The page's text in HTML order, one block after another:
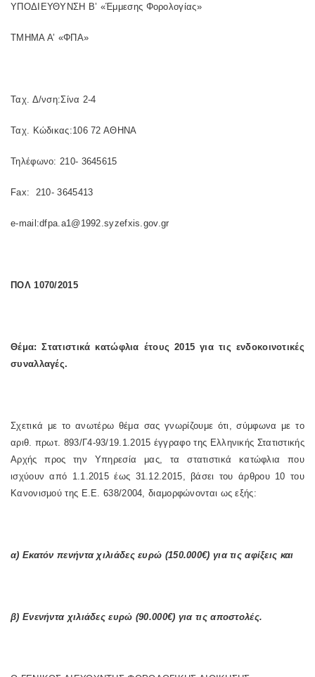
ΥΠΟΔΙΕΥΘΥΝΣΗ Β’ «Έμμεσης Φορολογίας»
ΤΜΗΜΑ Α’ «ΦΠΑ»
Ταχ. Δ/νση:Σίνα 2-4
Ταχ. Κώδικας:106 72 ΑΘΗΝΑ
Τηλέφωνο: 210- 3645615
Fax: 210- 3645413
e-mail:dfpa.a1@1992.syzefxis.gov.gr
ΠΟΛ 1070/2015
Θέμα: Στατιστικά κατώφλια έτους 2015 για τις ενδοκοινοτικές
συναλλαγές.
Σχετικά με το ανωτέρω θέμα σας γνωρίζουμε ότι, σύμφωνα με το
αριθ. πρωτ. 893/Γ4-93/19.1.2015 έγγραφο της Ελληνικής Στατιστικής
Αρχής προς την Υπηρεσία μας, τα στατιστικά κατώφλια που
ισχύουν από 1.1.2015 έως 31.12.2015, βάσει του άρθρου 10 του
Κανονισμού της Ε.Ε. 638/2004, διαμορφώνονται ως εξής:
α) Εκατόν πενήντα χιλιάδες ευρώ (150.000€) για τις αφίξεις και
β) Ενενήντα χιλιάδες ευρώ (90.000€) για τις αποστολές.